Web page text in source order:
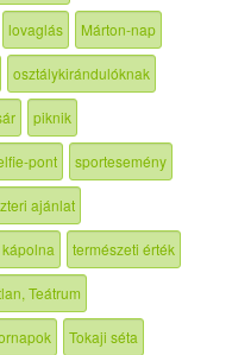
lovaglás Márton-nap
osztálykirándulóknak
piknik
pont sportesemény
ajánlat
természeti érték
Teátrum
Tokaji séta